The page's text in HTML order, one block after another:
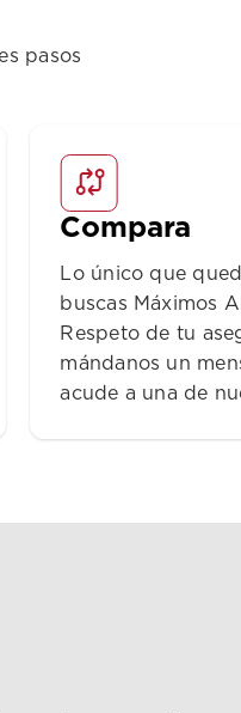
pasos
Compara
Lo único que
buscas Máximos
Respeto de tu
mándanos un
acude a una de